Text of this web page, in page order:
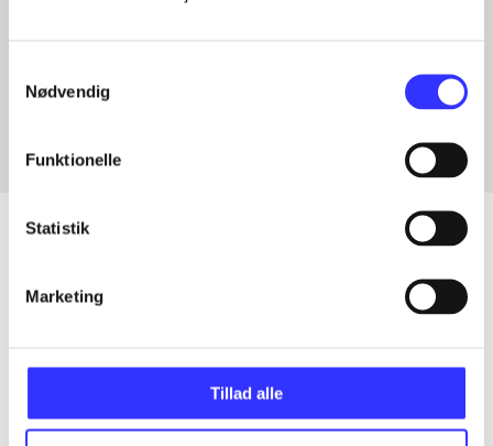
Nødvendig
Funktionelle
Statistik
Marketing
Tillad alle
Fra
Artikler